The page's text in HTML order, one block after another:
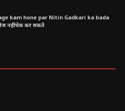
kam hone par Nitin Gadkari ka bada
नहीं चेक कर सकते